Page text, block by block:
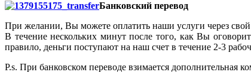
Банковский перевод
При желании, Вы можете оплатить наши услуги через
В течение нескольких минут после того, как Вы
правило, деньги поступают на наш счет в течение 2-3
P.s. При банковском переводе взимается дополнительная